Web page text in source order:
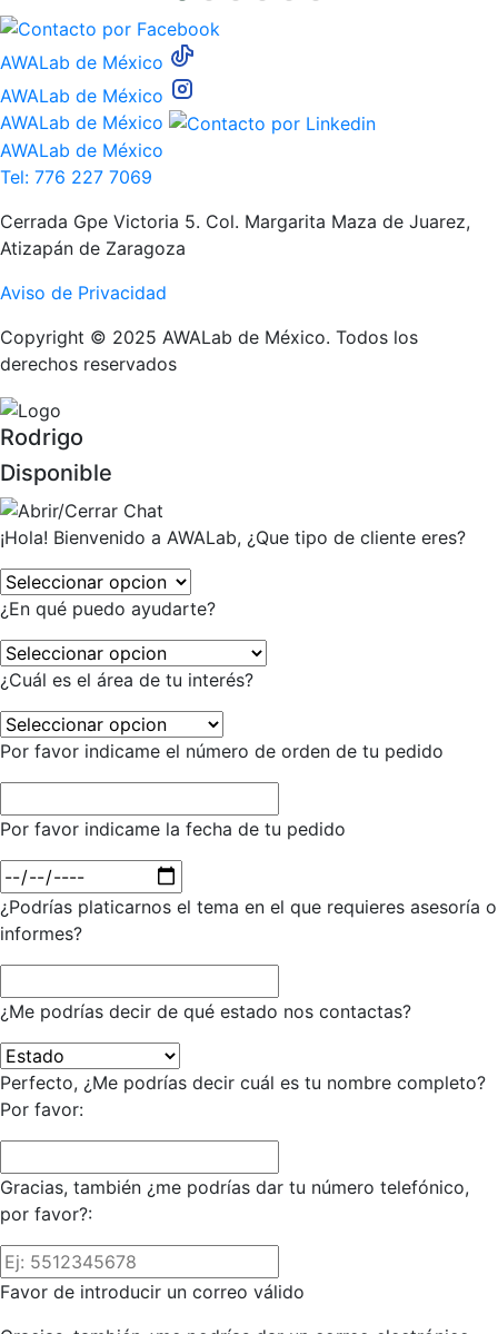
AWALab de México
AWALab de México
AWALab de México
AWALab de México
Tel: 776 227 7069
Cerrada Gpe Victoria 5. Col. Margarita Maza de Juarez,
Atizapán de Zaragoza
Aviso de Privacidad
Copyright © 2025 AWALab de México. Todos los
derechos reservados
Rodrigo
Disponible
¡Hola! Bienvenido a AWALab, ¿Que tipo de cliente eres?
¿En qué puedo ayudarte?
¿Cuál es el área de tu interés?
Por favor indicame el número de orden de tu pedido
Por favor indicame la fecha de tu pedido
¿Podrías platicarnos el tema en el que requieres asesoría o
informes?
¿Me podrías decir de qué estado nos contactas?
Perfecto, ¿Me podrías decir cuál es tu nombre completo?
Por favor:
Gracias, también ¿me podrías dar tu número telefónico,
por favor?:
Favor de introducir un correo válido